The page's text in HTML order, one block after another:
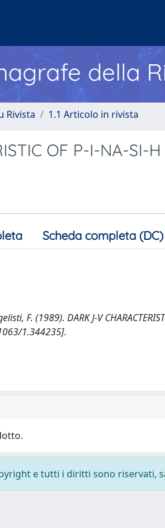
della
Rivista 1.1 Articolo in rivista
OF P-I-NA-SI-H
Scheda completa (DC)
F. (1989). DARK J-V
1.344235].
e tutti i diritti sono riservati,